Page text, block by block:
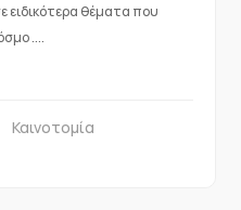
ειδικότερα θέματα που
....
Καινοτομία